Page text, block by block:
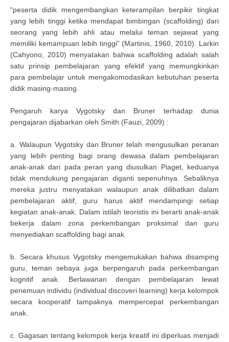
“peserta didik mengembangkan keterampilan berpikir tingkat
yang lebih tinggi ketika mendapat bimbingan (scaffolding) dari
seorang yang lebih ahli atau melalui teman sejawat yang
memiliki kemampuan lebih tinggi” (Martinis, 1960, 2010). Larkin
(Cahyono, 2010) menyatakan bahwa scaffolding adalah salah
satu prinsip pembelajaran yang efektif yang memungkinkan
para pembelajar untuk mengakomodasikan kebutuhan peserta
didik masing-masing.
Pengaruh karya Vygotsky dan Bruner terhadap dunia
pengajaran dijabarkan oleh Smith (Fauzi, 2009) :
a. Walaupun Vygotsky dan Bruner telah mengusulkan peranan
yang lebih penting bagi orang dewasa dalam pembelajaran
anak-anak dari pada peran yang diusulkan Piaget, keduanya
tidak mendukung pengajaran diganti sepenuhnya. Sebaliknya
mereka justru menyatakan walaupun anak dilibatkan dalam
pembelajaran aktif, guru harus aktif mendampingi setiap
kegiatan anak-anak. Dalam istilah teoristis ini berarti anak-anak
bekerja dalam zona perkembangan proksimal dan guru
menyediakan scaffolding bagi anak.
b. Secara khusus Vygotsky mengemukakan bahwa disamping
guru, teman sebaya juga berpengaruh pada perkembangan
kognitif anak. Berlawanan dengan pembelajaran lewat
penemuan individu (individual discoveri learning) kerja kelompok
secara kooperatif tampaknya mempercepat perkembangan
anak.
c. Gagasan tentang kelompok kerja kreatif ini diperluas menjadi